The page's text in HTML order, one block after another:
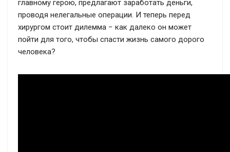
главному герою, предлагают заработать деньги,
проводя нелегальные операции. И теперь перед
хирургом стоит дилемма − как далеко он может
пойти для того, чтобы спасти жизнь самого дорого
человека?